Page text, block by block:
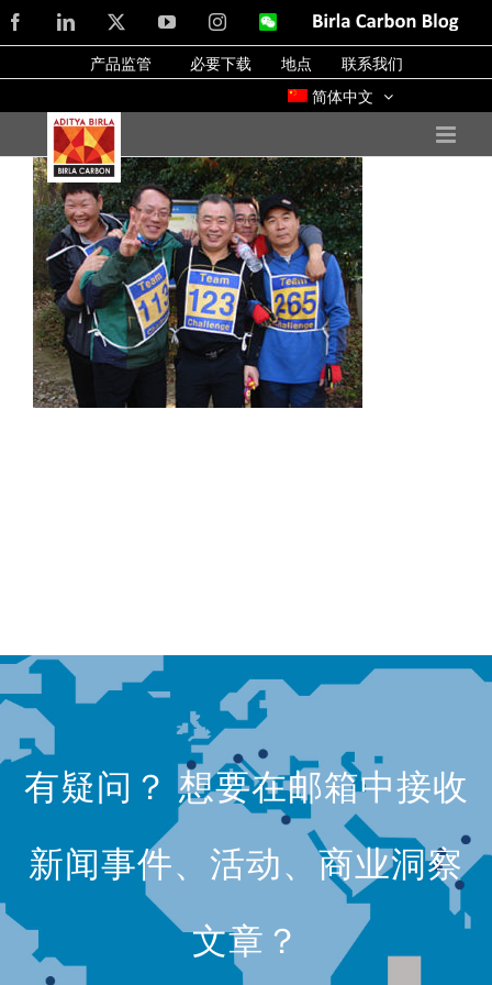
Skip
to
content
FacebookLinkedIn YouTubeInstagramWeChatBirla
Blog
产品监管 必要下载 地点
联系我们
简体中文
有疑问？ 想要在邮箱中接收
新闻事件、活动、商业洞察
文章？